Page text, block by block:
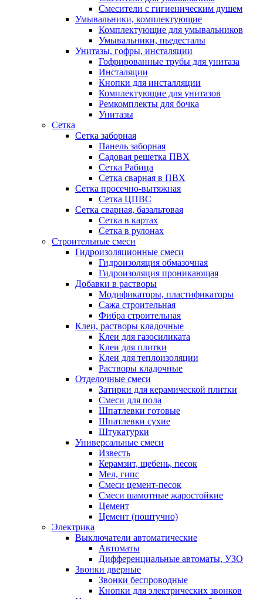
Смесители с гигиеническим душем
Умывальники, комплектующие
Комплектующие для умывальников
Умывальники, пьедесталы
Унитазы, гофры, инсталяции
Гофрированные трубы для унитаза
Инсталяции
Кнопки для инсталляции
Комплектующие для унитазов
Ремкомплекты для бочка
Унитазы
Сетка
Сетка заборная
Панель заборная
Садовая решетка ПВХ
Сетка Рабица
Сетка сварная в ПВХ
Сетка просечно-вытяжная
Сетка ЦПВС
Сетка сварная, базальтовая
Сетка в картах
Сетка в рулонах
Строительные смеси
Гидроизоляционные смеси
Гидроизоляция обмазочная
Гидроизоляция проникающая
Добавки в растворы
Модификаторы, пластификаторы
Сажа строительная
Фибра строительная
Клеи, растворы кладочные
Клеи для газосиликата
Клеи для плитки
Клеи для теплоизоляции
Растворы кладочные
Отделочные смеси
Затирки для керамической плитки
Смеси для пола
Шпатлевки готовые
Шпатлевки сухие
Штукатурки
Универсальные смеси
Известь
Керамзит, щебень, песок
Мел, гипс
Смеси цемент-песок
Смеси шамотные жаростойкие
Цемент
Цемент (поштучно)
Электрика
Выключатели автоматические
Автоматы
Дифференциальные автоматы, УЗО
Звонки дверные
Звонки беспроводные
Кнопки для электрических звонков